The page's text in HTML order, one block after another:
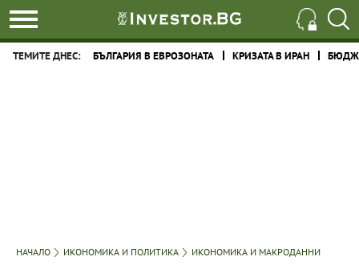
ТЕМИТЕ ДНЕС: БЪЛГАРИЯ В ЕВРОЗОНАТА КРИЗАТА В ИРАН
НАЧАЛО ИКОНОМИКА И ПОЛИТИКА ИКОНОМИКА И МАКРОДАННИ